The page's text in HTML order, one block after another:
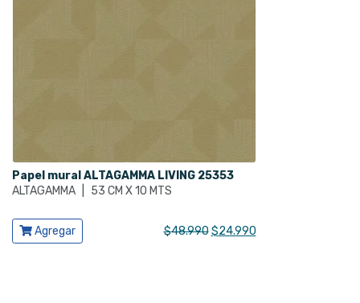
Papel mural ALTAGAMMA LIVING 25353
ALTAGAMMA
53 CM X 10 MTS
Ver producto
Agregar $48.990 El
$24.990El